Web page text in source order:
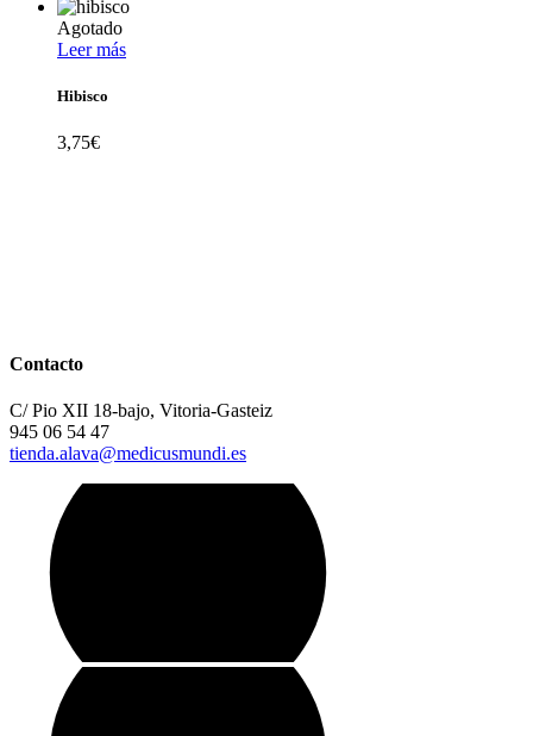
Agotado
Leer más
Hibisco
3,75€
Contacto
C/ Pio XII 18-bajo, Vitoria-Gasteiz
945 06 54 47
tienda.alava@medicusmundi.es